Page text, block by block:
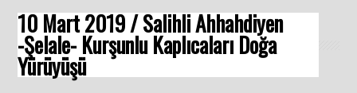
10 Mart 2019 / Salihli Ahhahdiyen
-Şelale- Kurşunlu Kaplıcaları Doğa
Yürüyüşü